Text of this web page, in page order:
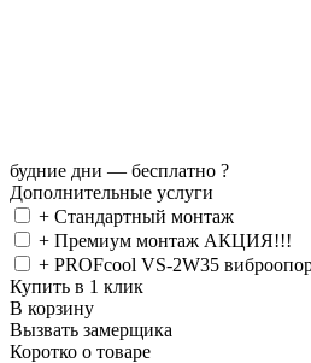
будние дни — бесплатно ?
Дополнительные услуги
+ Стандартный монтаж
+ Премиум монтаж АКЦИЯ!!!
+ PROFcool VS-2W35
Купить в 1 клик
В корзину
Вызвать замерщика
Коротко о товаре